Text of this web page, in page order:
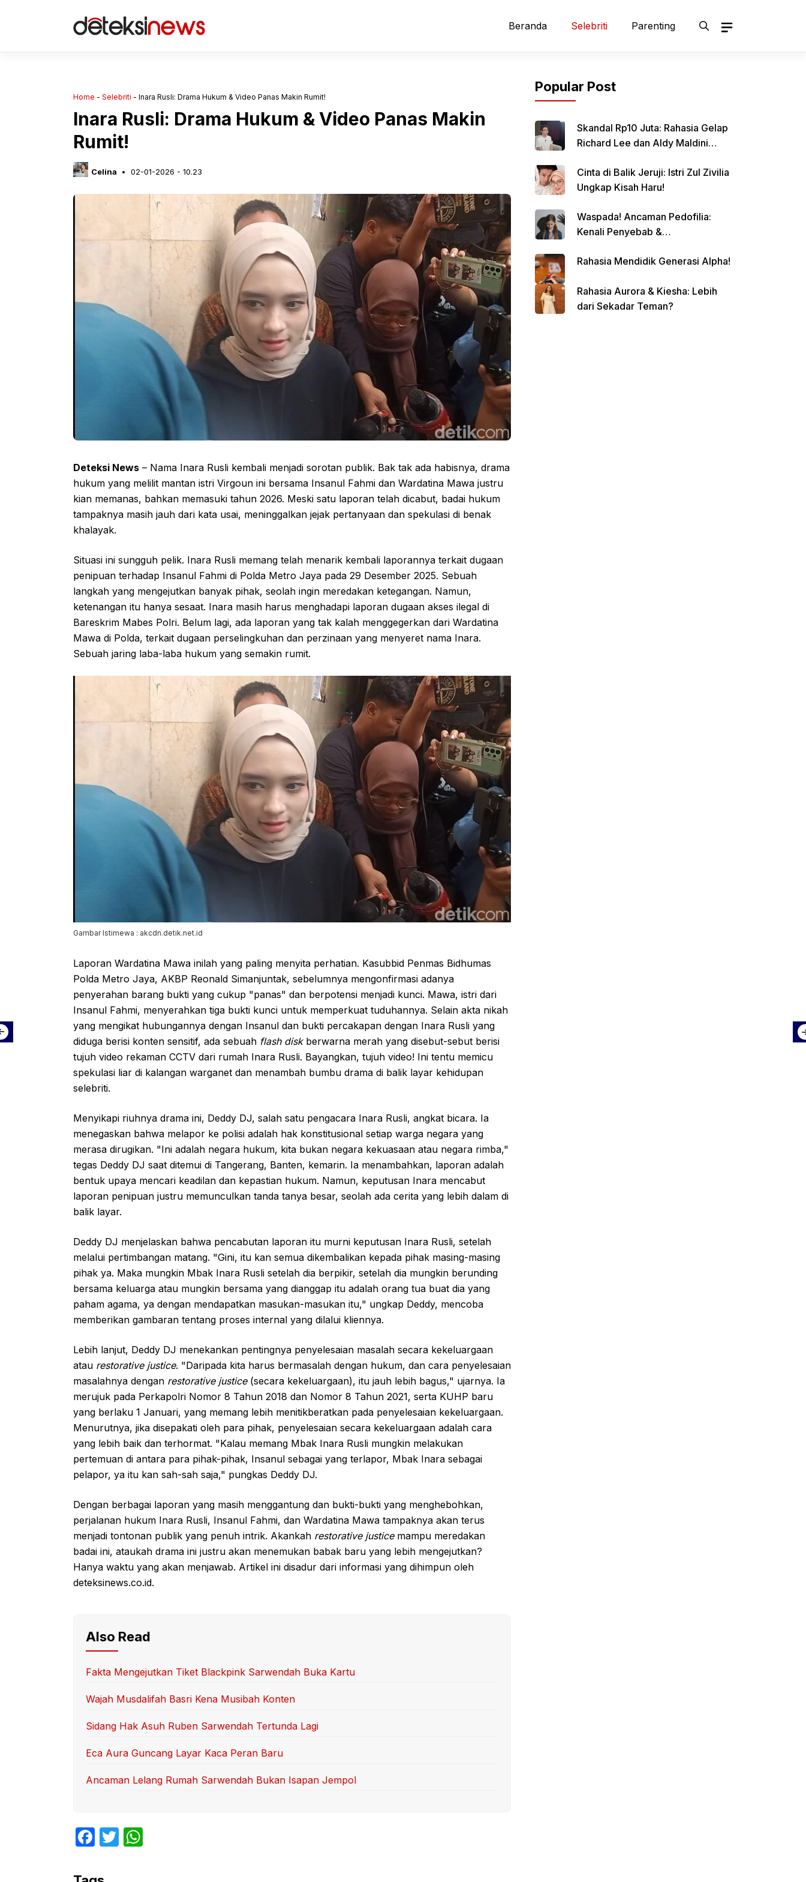
Beranda Selebriti Parenting
Home - Selebriti - Inara Rusli: Drama Hukum & Video Panas Makin Rumit!
Inara Rusli: Drama Hukum & Video Panas Makin
Rumit!
Celina 02-01-2026 - 10.23
Deteksi News – Nama Inara Rusli kembali menjadi sorotan publik. Bak tak ada habisnya, drama
hukum yang melilit mantan istri Virgoun ini bersama Insanul Fahmi dan Wardatina Mawa justru
kian memanas, bahkan memasuki tahun 2026. Meski satu laporan telah dicabut, badai hukum
tampaknya masih jauh dari kata usai, meninggalkan jejak pertanyaan dan spekulasi di benak
khalayak.
Situasi ini sungguh pelik. Inara Rusli memang telah menarik kembali laporannya terkait dugaan
penipuan terhadap Insanul Fahmi di Polda Metro Jaya pada 29 Desember 2025. Sebuah
langkah yang mengejutkan banyak pihak, seolah ingin meredakan ketegangan. Namun,
ketenangan itu hanya sesaat. Inara masih harus menghadapi laporan dugaan akses ilegal di
Bareskrim Mabes Polri. Belum lagi, ada laporan yang tak kalah menggegerkan dari Wardatina
Mawa di Polda, terkait dugaan perselingkuhan dan perzinaan yang menyeret nama Inara.
Sebuah jaring laba-laba hukum yang semakin rumit.
Gambar Istimewa : akcdn.detik.net.id
Laporan Wardatina Mawa inilah yang paling menyita perhatian. Kasubbid Penmas Bidhumas
Polda Metro Jaya, AKBP Reonald Simanjuntak, sebelumnya mengonfirmasi adanya
penyerahan barang bukti yang cukup "panas" dan berpotensi menjadi kunci. Mawa, istri dari
Insanul Fahmi, menyerahkan tiga bukti kunci untuk memperkuat tuduhannya. Selain akta nikah
yang mengikat hubungannya dengan Insanul dan bukti percakapan dengan Inara Rusli yang
diduga berisi konten sensitif, ada sebuah flash diskberwarna merah yang disebut-sebut berisi
tujuh video rekaman CCTV dari rumah Inara Rusli. Bayangkan, tujuh video! Ini tentu memicu
spekulasi liar di kalangan warganet dan menambah bumbu drama di balik layar kehidupan
selebriti.
Menyikapi riuhnya drama ini, Deddy DJ, salah satu pengacara Inara Rusli, angkat bicara. Ia
menegaskan bahwa melapor ke polisi adalah hak konstitusional setiap warga negara yang
merasa dirugikan. "Ini adalah negara hukum, kita bukan negara kekuasaan atau negara rimba,"
tegas Deddy DJ saat ditemui di Tangerang, Banten, kemarin. Ia menambahkan, laporan adalah
bentuk upaya mencari keadilan dan kepastian hukum. Namun, keputusan Inara mencabut
laporan penipuan justru memunculkan tanda tanya besar, seolah ada cerita yang lebih dalam di
balik layar.
Deddy DJ menjelaskan bahwa pencabutan laporan itu murni keputusan Inara Rusli, setelah
melalui pertimbangan matang. "Gini, itu kan semua dikembalikan kepada pihak masing-masing
pihak ya. Maka mungkin Mbak Inara Rusli setelah dia berpikir, setelah dia mungkin berunding
bersama keluarga atau mungkin bersama yang dianggap itu adalah orang tua buat dia yang
paham agama, ya dengan mendapatkan masukan-masukan itu," ungkap Deddy, mencoba
memberikan gambaran tentang proses internal yang dilalui kliennya.
Lebih lanjut, Deddy DJ menekankan pentingnya penyelesaian masalah secara kekeluargaan
atau restorative justice. "Daripada kita harus bermasalah dengan hukum, dan cara penyelesaian
masalahnya dengan restorative justice(secara kekeluargaan), itu jauh lebih bagus," ujarnya. Ia
merujuk pada Perkapolri Nomor 8 Tahun 2018 dan Nomor 8 Tahun 2021, serta KUHP baru
yang berlaku 1 Januari, yang memang lebih menitikberatkan pada penyelesaian kekeluargaan.
Menurutnya, jika disepakati oleh para pihak, penyelesaian secara kekeluargaan adalah cara
yang lebih baik dan terhormat. "Kalau memang Mbak Inara Rusli mungkin melakukan
pertemuan di antara para pihak-pihak, Insanul sebagai yang terlapor, Mbak Inara sebagai
pelapor, ya itu kan sah-sah saja," pungkas Deddy DJ.
Dengan berbagai laporan yang masih menggantung dan bukti-bukti yang menghebohkan,
perjalanan hukum Inara Rusli, Insanul Fahmi, dan Wardatina Mawa tampaknya akan terus
menjadi tontonan publik yang penuh intrik. Akankah restorative justicemampu meredakan
badai ini, ataukah drama ini justru akan menemukan babak baru yang lebih mengejutkan?
Hanya waktu yang akan menjawab. Artikel ini disadur dari informasi yang dihimpun oleh
deteksinews.co.id.
Also Read
Fakta Mengejutkan Tiket Blackpink Sarwendah Buka Kartu
Wajah Musdalifah Basri Kena Musibah Konten
Sidang Hak Asuh Ruben Sarwendah Tertunda Lagi
Eca Aura Guncang Layar Kaca Peran Baru
Ancaman Lelang Rumah Sarwendah Bukan Isapan Jempol
F
c
T
Popular Post
Skandal Rp10 Juta: Rahasia Gelap
Richard Lee dan Aldy Maldini
Cinta di Balik Jeruji: Istri Zul Zivilia
Ungkap Kisah Haru!
Waspada! Ancaman Pedofilia:
Kenali Penyebab &
Rahasia Mendidik Generasi Alpha!
Rahasia Aurora & Kiesha: Lebih
dari Sekadar Teman?